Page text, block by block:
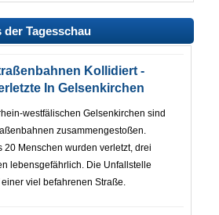
der Tagesschau
Kollidiert -
In Gelsenkirchen
westfälischen Gelsenkirchen sind
zusammengestoßen.
20 Menschen wurden verletzt, drei
lebensgefährlich. Die Unfallstelle
viel befahrenen Straße.